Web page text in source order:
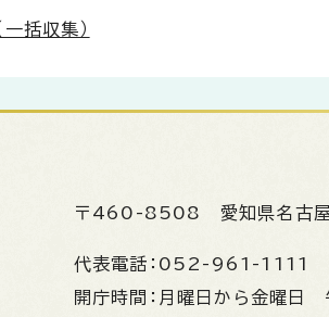
括収集）
〒460-8508 愛知県名古
代表電話： 052-961-1111
開庁時間： 月曜日から金曜日